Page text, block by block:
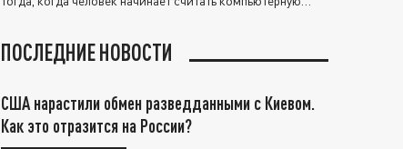
ПОСЛЕДНИЕ НОВОСТИ
США нарастили обмен разведданными с Киевом.
Как это отразится на России?